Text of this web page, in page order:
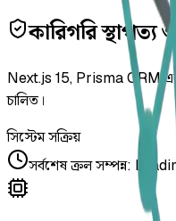
কারিগরি
Next.js 15, Prisma ORM
চালিত।
সিস্টেম সক্রিয়
সর্বশেষ ক্রল সম্পন্ন: